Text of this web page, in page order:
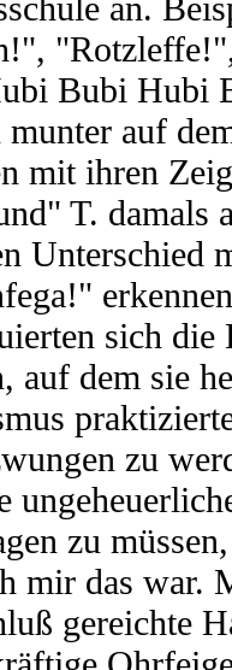
Bubi Hubi
munter auf
mit ihren
T. damals
Unterschied
sich die
auf dem sie
zu
zu
mir das war.
gereichte